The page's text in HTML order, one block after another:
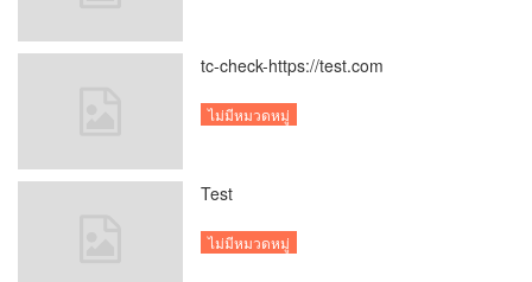
tc-check-https://test.com
ไม่มีหมวดหมู่
Test
ไม่มีหมวดหมู่